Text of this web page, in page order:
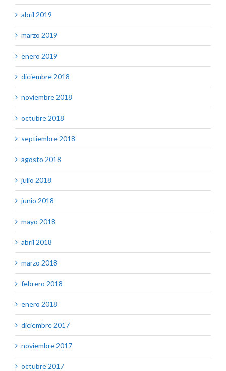
abril 2019
marzo 2019
enero 2019
diciembre 2018
noviembre 2018
octubre 2018
septiembre 2018
agosto 2018
julio 2018
junio 2018
mayo 2018
abril 2018
marzo 2018
febrero 2018
enero 2018
diciembre 2017
noviembre 2017
octubre 2017